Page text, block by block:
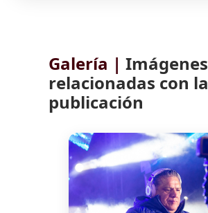
Galería | Imágenes
relacionadas con la
publicación